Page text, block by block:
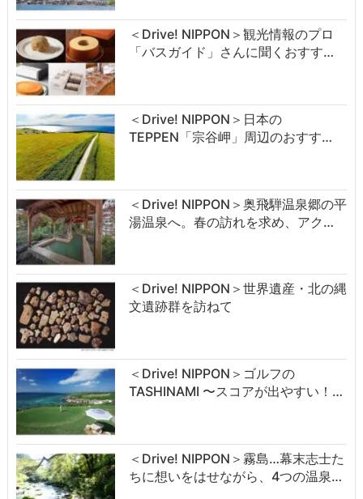
＜Drive! NIPPON＞観光情報のプロ
「バスガイド」さんに聞くおすす…
＜Drive! NIPPON＞日本の
TEPPEN「宗谷岬」周辺のおすす…
＜Drive! NIPPON＞奥飛騨温泉郷の平
湯温泉へ。春の訪れを求め、アク…
＜Drive! NIPPON＞世界遺産・北の縄
文遺跡群を訪ねて
＜Drive! NIPPON＞ゴルフの
TASHINAMI 〜スコアが出やすい！…
＜Drive! NIPPON＞霧島…幕末志士た
ちに想いをはせながら、4つの温泉…